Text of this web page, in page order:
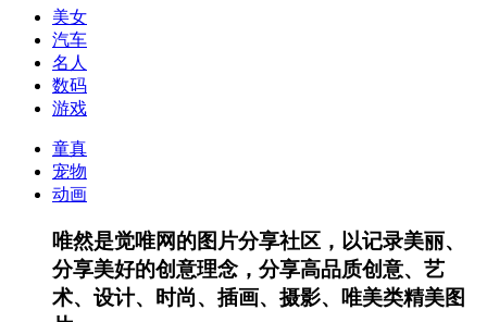
美女
汽车
名人
数码
游戏
童真
宠物
动画
唯然是觉唯网的图片分享社区，以记录美丽、
分享美好的创意理念，分享高品质创意、艺
术、设计、时尚、插画、摄影、唯美类精美图